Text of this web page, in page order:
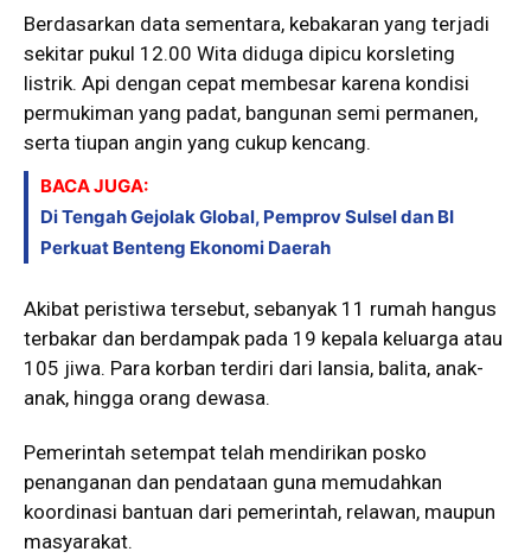
Berdasarkan data sementara, kebakaran yang terjadi
sekitar pukul 12.00 Wita diduga dipicu korsleting
listrik. Api dengan cepat membesar karena kondisi
permukiman yang padat, bangunan semi permanen,
serta tiupan angin yang cukup kencang.
BACA JUGA:
Di Tengah Gejolak Global, Pemprov Sulsel dan BI
Perkuat Benteng Ekonomi Daerah
Akibat peristiwa tersebut, sebanyak 11 rumah hangus
terbakar dan berdampak pada 19 kepala keluarga atau
105 jiwa. Para korban terdiri dari lansia, balita, anak-
anak, hingga orang dewasa.
Pemerintah setempat telah mendirikan posko
penanganan dan pendataan guna memudahkan
koordinasi bantuan dari pemerintah, relawan, maupun
masyarakat.